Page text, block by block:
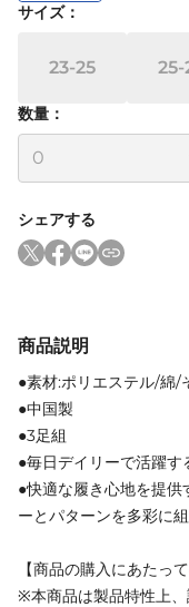
サイズ：
23-25 25-
数量：
シェアする
商品説明
●素材:ポリエステル/綿/
●中国製
●3足組
●毎日デイリーで活躍す
●快適な履き心地を提
ーとパターンを多彩に
【商品の購入にあたっ
※本商品は製品特性上